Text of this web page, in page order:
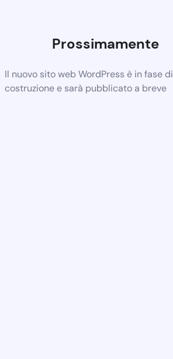
Prossimamente
Il nuovo sito web WordPress è in fase di
costruzione e sarà pubblicato a breve